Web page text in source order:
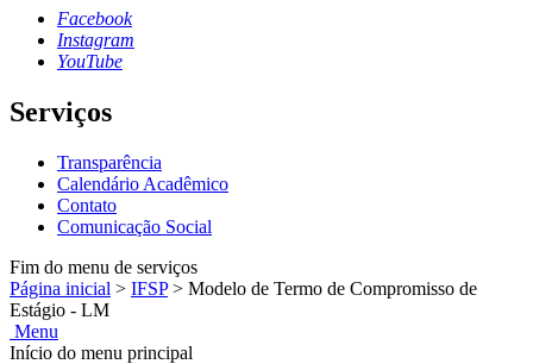
Facebook
Instagram
YouTube
Serviços
Transparência
Calendário Acadêmico
Contato
Comunicação Social
Fim do menu de serviços
Página inicial > IFSP > Modelo de Termo de Compromisso de
Estágio - LM
Menu
Início do menu principal